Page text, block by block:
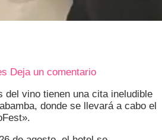
Deja un comentarioDEL
QUESOS
Y
del vino tienen una cita ineludible
donde se llevará a cabo el